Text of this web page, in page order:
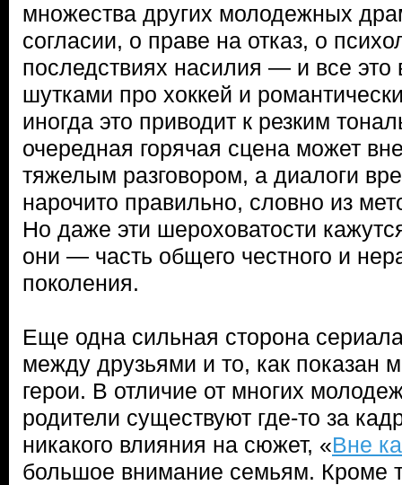
множества других молодежных
согласии, о праве на отказ, о
последствиях насилия — и все это
шутками про хоккей и
иногда это приводит к резким
очередная горячая сцена может
тяжелым разговором, а диалоги
нарочито правильно, словно из
Но даже эти шероховатости
они — часть общего честного и
поколения.
Еще одна сильная сторона
между друзьями и то, как показан
герои. В отличие от многих
родители существуют где-то за
никакого влияния на сюжет, «Вне
большое внимание семьям. Кроме